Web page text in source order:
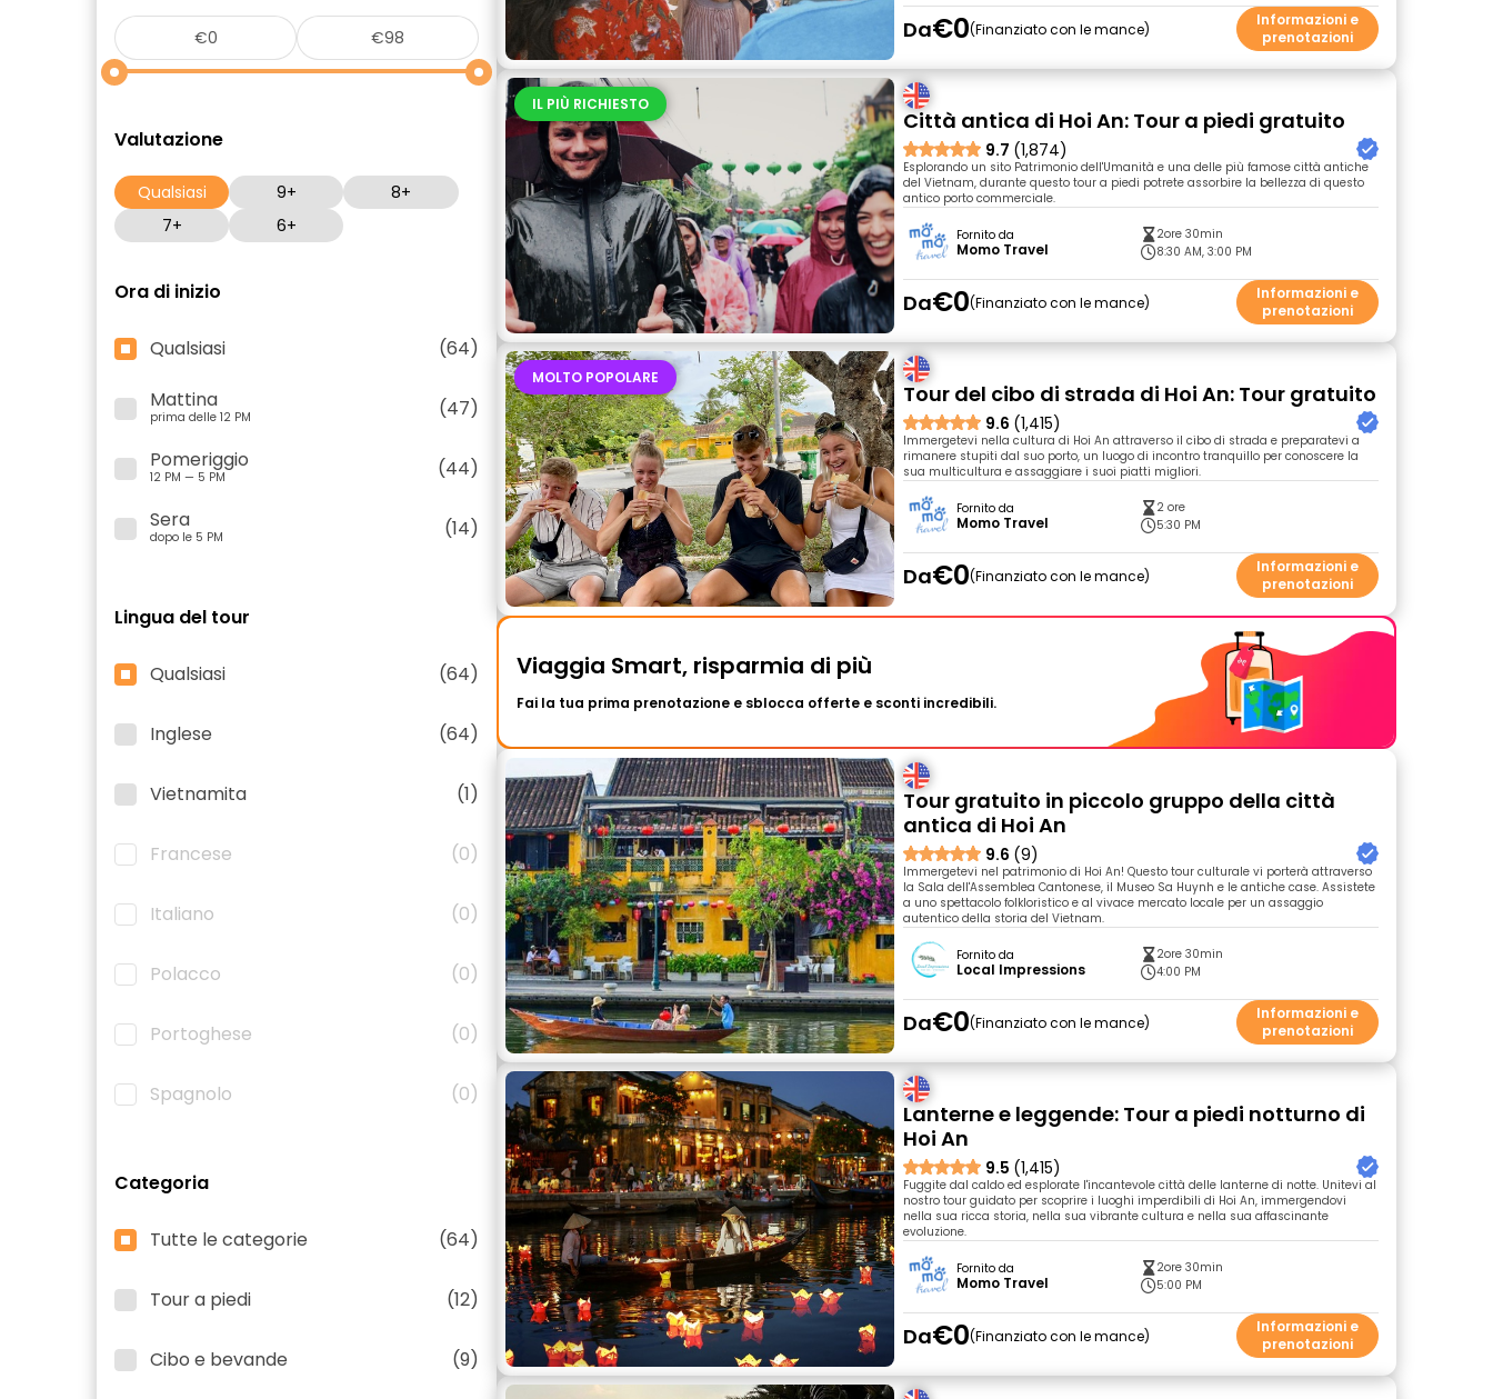
Valutazione
Qualsiasi 9+
8+
7+
6+
Ora di inizio
Qualsiasi
(64)
Mattina
prima delle 12 PM
(47)
Pomeriggio
12 PM — 5 PM
(44)
Sera
dopo le 5 PM (14)
Lingua del tour
Qualsiasi (64)
Inglese (64)
Vietnamita (1)
Francese (0)
Italiano (0)
Polacco (0)
Portoghese (0)
Spagnolo (0)
Categoria
Tutte le categorie (64)
Tour a piedi (12)
Cibo e bevande (9)
Da€0 Finanziato con le mance
Informazioni e
prenotazioni
IL PIÙ RICHIESTO
Città antica di Hoi An: Tour a piedi gratuito
9.7 (1,874)
Esplorando un sito Patrimonio dell'Umanità e una delle più famose città antiche
del Vietnam, durante questo tour a piedi potrete assorbire la bellezza di questo
antico porto commerciale.
Fornito da
Momo Travel
2ore 30min
8:30 AM, 3:00 PM
Da€0 Finanziato con le mance
Informazioni e
prenotazioni
MOLTO POPOLARE
Tour del cibo di strada di Hoi An: Tour gratuito
9.6 (1,415)
Immergetevi nella cultura di Hoi An attraverso il cibo di strada e preparatevi a
rimanere stupiti dal suo porto, un luogo di incontro tranquillo per conoscere la
sua multicultura e assaggiare i suoi piatti migliori.
Fornito da
Momo Travel
2 ore
5:30 PM
Da€0 Finanziato con le mance
Informazioni e
prenotazioni
Viaggia Smart, risparmia di più
Fai la tua prima prenotazione e sblocca offerte e sconti incredibili.
Tour gratuito in piccolo gruppo della città
antica di Hoi An
9.6 (9)
Immergetevi nel patrimonio di Hoi An! Questo tour culturale vi porterà attraverso
la Sala dell'Assemblea Cantonese, il Museo Sa Huynh e le antiche case. Assistete
a uno spettacolo folkloristico e al vivace mercato locale per un assaggio
autentico della storia del Vietnam.
Fornito da
Local Impressions
2ore 30min
4:00 PM
Da€0 Finanziato con le mance
Informazioni e
prenotazioni
Lanterne e leggende: Tour a piedi notturno di
Hoi An
9.5 (1,415)
Fuggite dal caldo ed esplorate l'incantevole città delle lanterne di notte. Unitevi al
nostro tour guidato per scoprire i luoghi imperdibili di Hoi An, immergendovi
nella sua ricca storia, nella sua vibrante cultura e nella sua affascinante
evoluzione.
Fornito da
Momo Travel
2ore 30min
5:00 PM
Da€0 Finanziato con le mance
Informazioni e
prenotazioni